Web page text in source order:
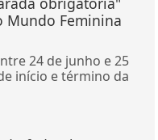
Mundo Feminina
24 de junho e 25
início e término da